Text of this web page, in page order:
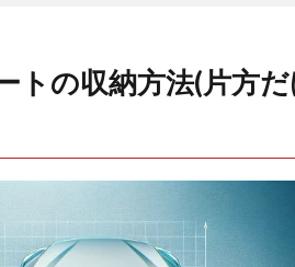
トの収納方法(片方